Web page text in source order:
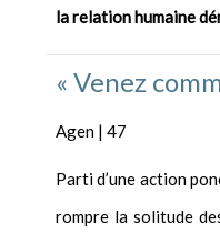
la relation humaine
« Venez
Agen | 47
Parti d’une action
rompre la solitude